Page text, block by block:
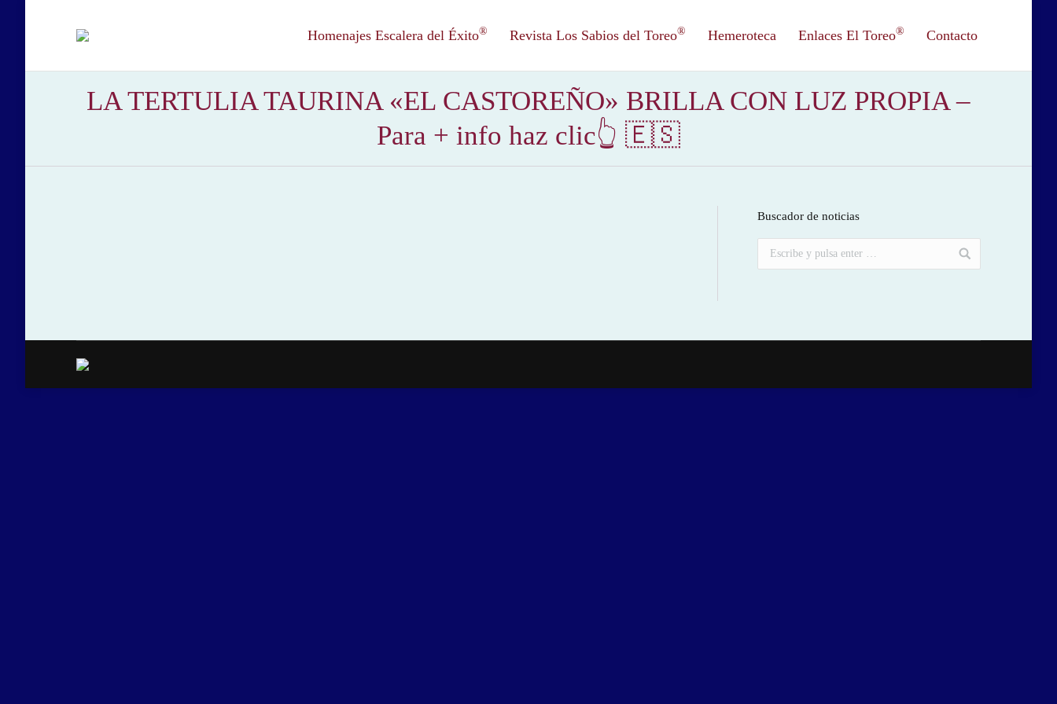
Homenajes Escalera del Éxito® Revista Los Sabios del Toreo® Hemeroteca Enlaces El Toreo® Contacto
LA TERTULIA TAURINA «EL CASTOREÑO» BRILLA CON LUZ PROPIA –
Para + info haz clic👆 🇪🇸
Buscador de noticias